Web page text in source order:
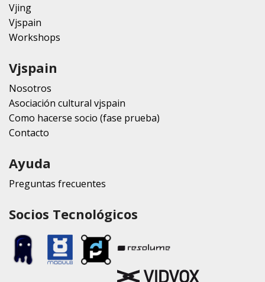
Vjing
Vjspain
Workshops
Vjspain
Nosotros
Asociación cultural vjspain
Como hacerse socio (fase prueba)
Contacto
Ayuda
Preguntas frecuentes
Socios Tecnológicos